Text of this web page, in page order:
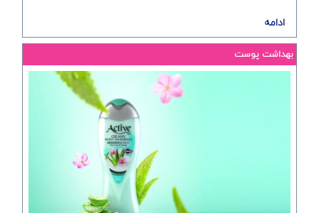
ادامه
بهداشت پوست